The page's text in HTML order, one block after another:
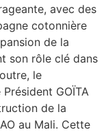
avec des
cotonnière
de la
son rôle clé dans
le
GOÏTA
de la
au Mali. Cette